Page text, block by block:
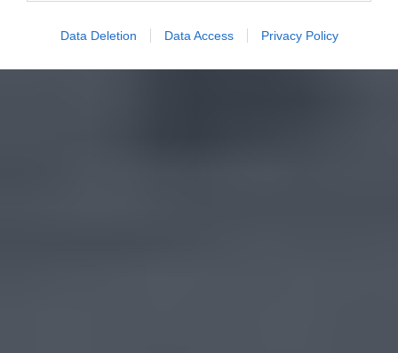
Data Deletion Data Access Privacy Policy